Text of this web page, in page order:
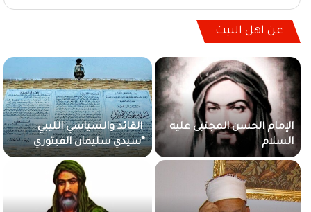
عن اهل البيت
الإمام الحسن المجتبى عليه
السلام
القائد والسياسي الليبي
“سيدي سليمان الفيتوري
الادريسي الحسني”